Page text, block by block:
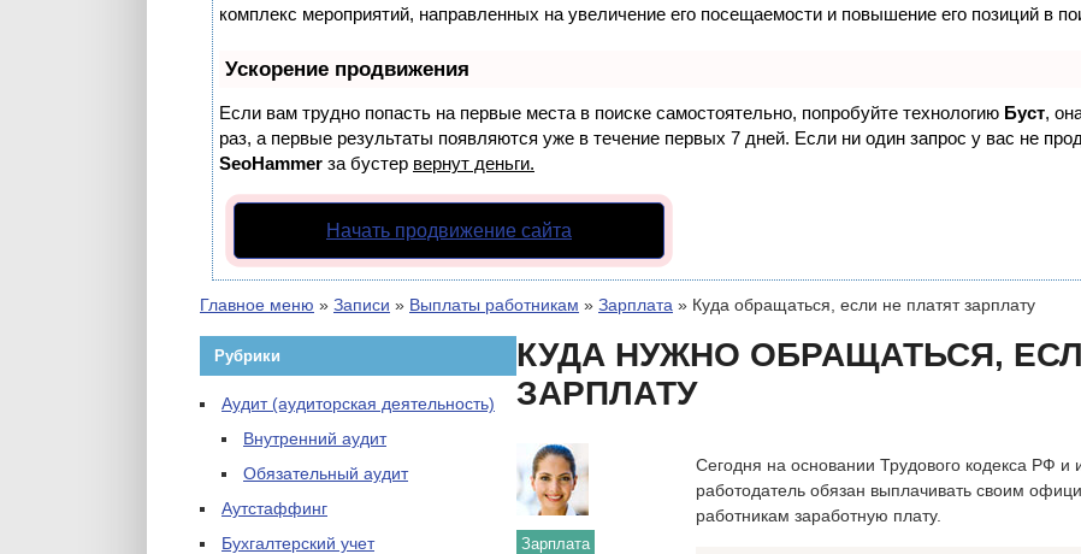
комплекс мероприятий, направленных на увеличение его посещаемости и повышение его позиций в
Ускорение продвижения
Если вам трудно попасть на первые места в поиске самостоятельно, попробуйте технологию Буст,
раз, а первые результаты появляются уже в течение первых 7 дней. Если ни один запрос у вас не
SeoHammer за бустер вернут деньги.
Начать продвижение сайта
Главное меню » Записи » Выплаты работникам » Зарплата » Куда обращаться, если не платят зарплату
Рубрики
Аудит (аудиторская деятельность)
Внутренний аудит
Обязательный аудит
Аутстаффинг
Бухгалтерский учет
КУДА НУЖНО ОБРАЩАТЬСЯ,
ЗАРПЛАТУ
Зарплата
Сегодня на основании Трудового кодекса РФ и
работодатель обязан выплачивать своим
работникам заработную плату.